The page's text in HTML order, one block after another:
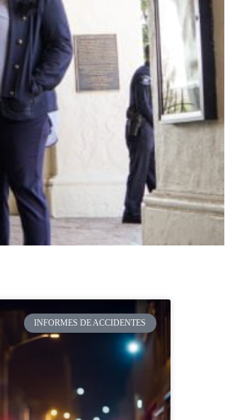
INFORMES DE ACCIDENTES